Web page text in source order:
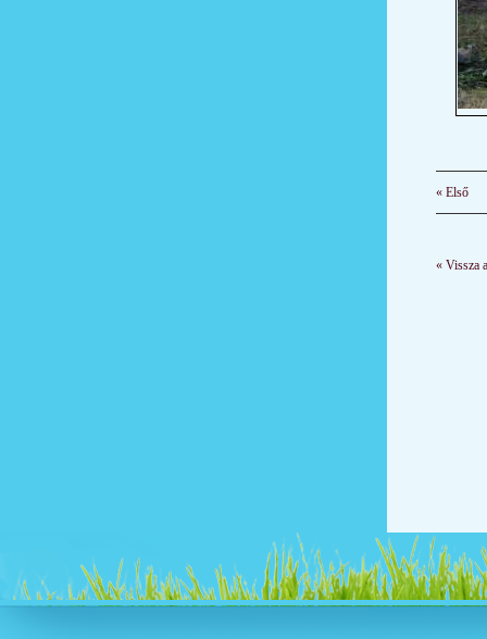
« Első
« Vissza